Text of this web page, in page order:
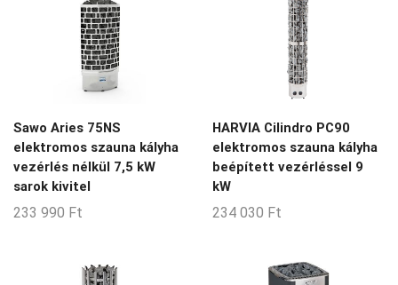
Sawo Aries 75NS
elektromos szauna kályha
vezérlés nélkül 7,5 kW
sarok kivitel
233 990 Ft
HARVIA Cilindro PC90
elektromos szauna kályha
beépített vezérléssel 9
kW
234 030 Ft